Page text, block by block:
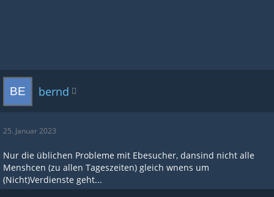
bernd
25. Januar 2023
Nur die üblichen Probleme mit Ebesucher, dansind nicht alle
Menshcen (zu allen Tageszeiten) gleich wnens um
(Nicht)Verdienste geht...